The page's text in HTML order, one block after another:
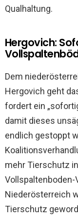
Qualhaltung.
Hergovich:
Dem
Hergovich geht
fordert ein
damit dieses
endlich gestoppt
mehr Tierschutz
Niederösterreich
Tierschutz